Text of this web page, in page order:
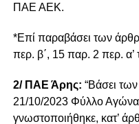
ΠΑΕ ΑΕΚ.
*Επί παραβάσει των
περ. β΄, 15 παρ. 2 περ.
2/ ΠΑΕ Άρης: “Βάσει
21/10/2023 Φύλλο
γνωστοποιήθηκε, κατ’